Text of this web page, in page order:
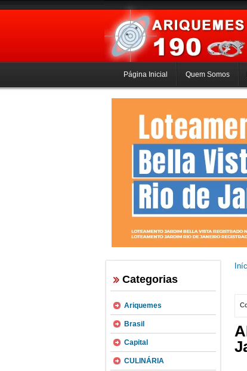
Página Inicial Quem Somos
Categorias
Ariquemes
Brasil
Capital
CULINÁRIA